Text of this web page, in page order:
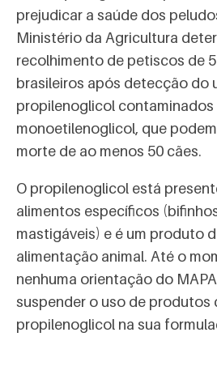
prejudicar a saúde dos
Ministério da Agricultura
recolhimento de petiscos de
brasileiros após detecção do
propilenoglicol contaminados
monoetilenoglicol, que
morte de ao menos 50 cães.
O propilenoglicol está
alimentos específicos
mastigáveis) e é um produto
alimentação animal. Até o
nenhuma orientação do
suspender o uso de produtos
propilenoglicol na sua